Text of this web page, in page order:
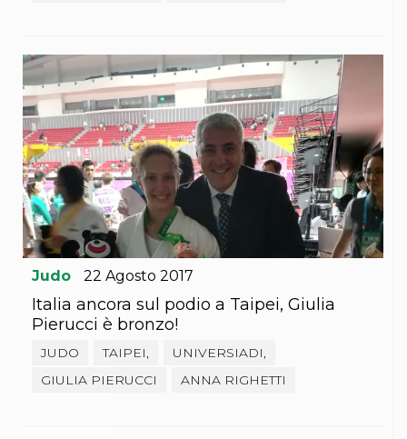
Edutraining class - Didattica infantile
Corso dirigenti sportivi
Corso Direttore di Gara
Abilitazioni
Sportello Fiscale
News
Modulistica
FAQ
Quesiti fiscali
Sostenibilità
Documenti
Judo 22 Agosto 2017
Italia ancora sul podio a Taipei, Giulia
Pierucci è bronzo!
JUDO TAIPEI,
UNIVERSIADI,
GIULIA PIERUCCI
ANNA RIGHETTI